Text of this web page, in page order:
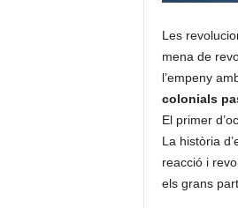
Les
mena de
l’empeny
colonials
El primer
La història
reacció i
els grans